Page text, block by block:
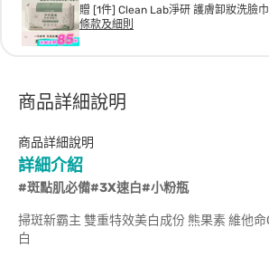
贈 [1件] Clean Lab淨研 護膚卸妝洗臉
條款及細則
商品詳細說明
商品詳細說明
詳細介紹
#斑點肌必備#3X速白#小粉瓶
掃斑新霸主 雙重特效美白成份 熊果素 維他
白